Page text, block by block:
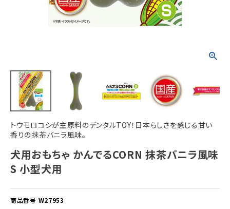
トウモロコシが主原料のデンタルTOY！日本らしさを感じる甘い
香りの抹茶バニラ風味。
犬用おもちゃ かんでるCORN 抹茶バニラ風味
S 小型犬用
商品番号 W27953